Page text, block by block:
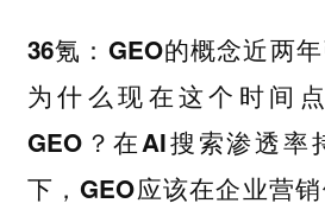
36氪：GEO的概念近两年
为什么现在这个时间
GEO？在AI搜索渗透率
下，GEO应该在企业营